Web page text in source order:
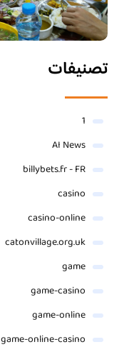
تصنيفات
1
AI News
billybets.fr - FR
casino
casino-online
catonvillage.org.uk
game
game-casino
game-online
game-online-casino